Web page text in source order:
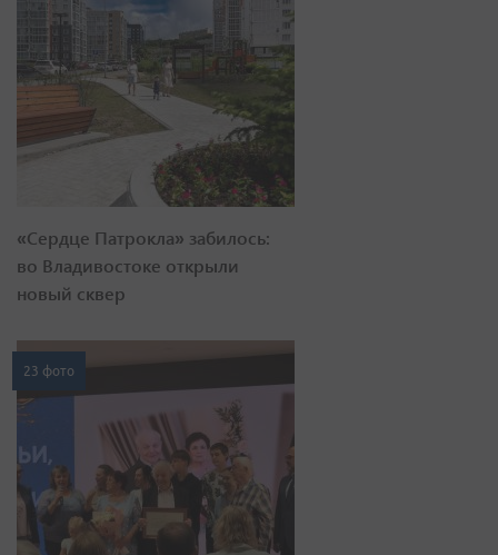
«Сердце Патрокла» забилось:
во Владивостоке открыли
новый сквер
23 фото